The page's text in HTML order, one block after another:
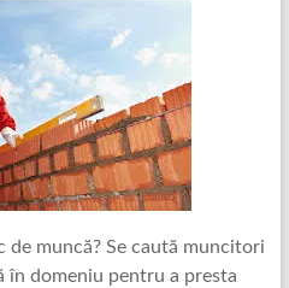
muncă? Se caută muncitori
domeniu pentru a presta